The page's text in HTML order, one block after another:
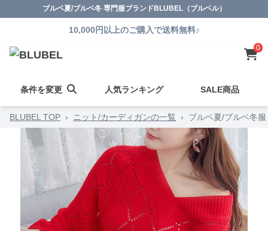
ブルベ夏/ブルベ冬 専門服ブランドBLUBEL（ブルベル）
10,000円以上のご購入で送料無料♪
0
条件を変更 人気ランキング SALE商品
BLUBEL TOP › ニット/カーディガンの一覧 › ブルベ夏/ブルベ冬